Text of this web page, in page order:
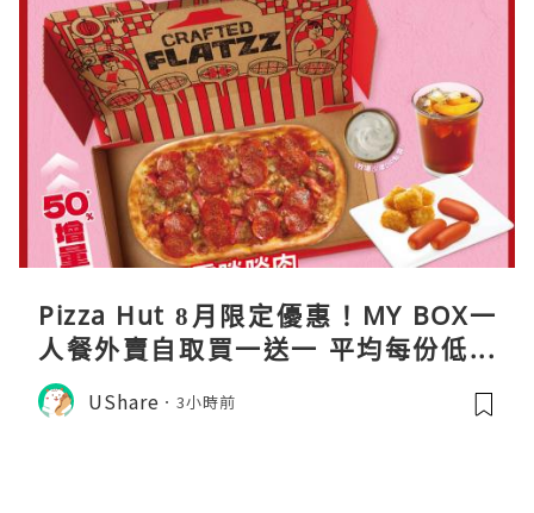
Pizza Hut 8月限定優惠！MY BOX一
人餐外賣自取買一送一 平均每份低至
$31
UShare 3小時前